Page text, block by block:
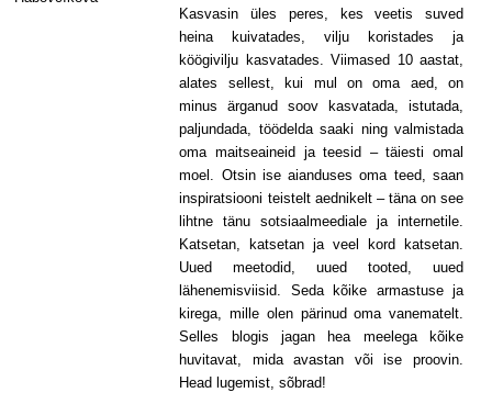
Kasvasin üles peres, kes veetis suved
heina kuivatades, vilju koristades ja
köögivilju kasvatades. Viimased 10 aastat,
alates sellest, kui mul on oma aed, on
minus ärganud soov kasvatada, istutada,
paljundada, töödelda saaki ning valmistada
oma maitseaineid ja teesid – täiesti omal
moel. Otsin ise aianduses oma teed, saan
inspiratsiooni teistelt aednikelt – täna on see
lihtne tänu sotsiaalmeediale ja internetile.
Katsetan, katsetan ja veel kord katsetan.
Uued meetodid, uued tooted, uued
lähenemisviisid. Seda kõike armastuse ja
kirega, mille olen pärinud oma vanematelt.
Selles blogis jagan hea meelega kõike
huvitavat, mida avastan või ise proovin.
Head lugemist, sõbrad!